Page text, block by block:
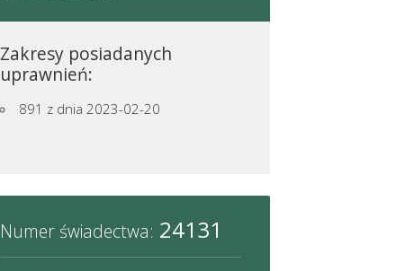
Zakresy posiadanych
uprawnień:
891 z dnia 2023-02-20
Numer świadectwa: 24131